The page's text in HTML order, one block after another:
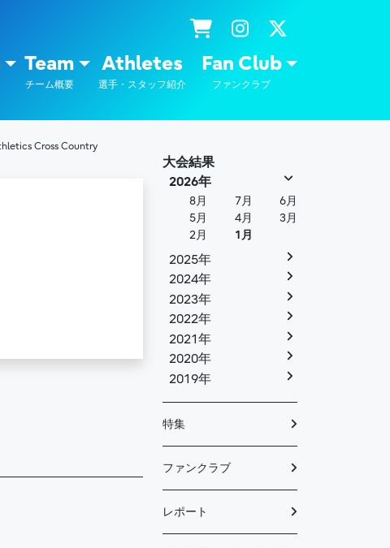
Team
チーム概要
Athletes
選手・スタッフ紹介
Fan Club
ファンクラブ
Cross Country
大会結果
2026年
8月 7月
6月
5月
4月
3月
2月
1月
2025年
2024年
2023年
2022年
2021年
2020年
2019年
特集
ファンクラブ
レポート